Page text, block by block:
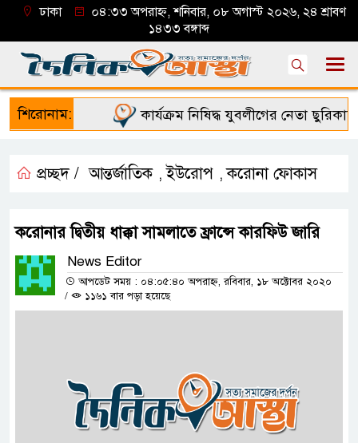
ঢাকা
০৪:৩৩ অপরাহ্ন, শনিবার, ০৮ অগাস্ট ২০২৬, ২৪ শ্রাবণ
১৪৩৩ বঙ্গাব্দ
শিরোনাম: কার্যক্রম নিষিদ্ধ যুবলীগের নেতা
প্রচ্ছদ / আন্তর্জাতিক ,ইউরোপ ,করোনা ফোকাস
করোনার দ্বিতীয় ধাক্কা সামলাতে ফ্রান্সে কারফিউ জারি
News Editor
আপডেট সময় : ০৪:০৫:৪০ অপরাহ্ন, রবিবার, ১৮ অক্টোবর ২০২০
/
১১৬১ বার পড়া হয়েছে